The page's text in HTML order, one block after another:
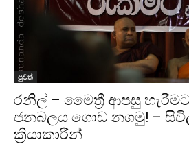
පුවත්
රනිල් – මෛත්‍රී ආපසු
ජනබලය ගොඩ නගමු! –
ක්‍රියාකාරීන්